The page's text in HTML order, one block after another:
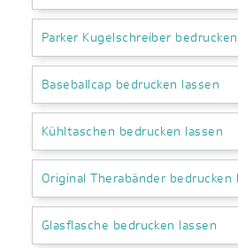
Parker Kugelschreiber
Baseballcap bedrucken lassen
Kühltaschen bedrucken lassen
Original Therabänder bedrucken
Glasflasche bedrucken lassen